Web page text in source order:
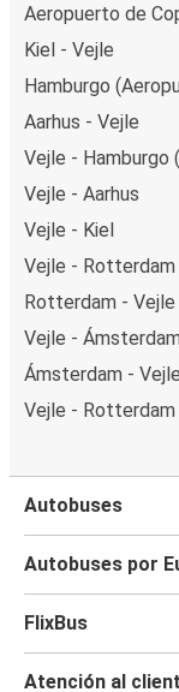
Aeropuerto de
Kiel - Vejle
Hamburgo
Aarhus - Vejle
Vejle - Hamburgo
Vejle - Aarhus
Vejle - Kiel
Vejle - Rotterdam
Rotterdam - Vejle
Vejle - Ámsterdam
Ámsterdam - Vejle
Vejle - Rotterdam
Autobuses
Autobuses por
FlixBus
Atención al